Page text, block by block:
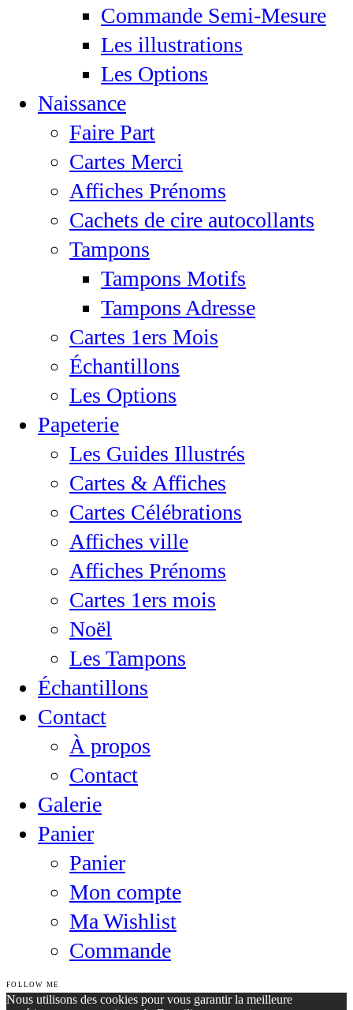
Commande Semi-Mesure
Les illustrations
Les Options
Naissance
Faire Part
Cartes Merci
Affiches Prénoms
Cachets de cire autocollants
Tampons
Tampons Motifs
Tampons Adresse
Cartes 1ers Mois
Échantillons
Les Options
Papeterie
Les Guides Illustrés
Cartes & Affiches
Cartes Célébrations
Affiches ville
Affiches Prénoms
Cartes 1ers mois
Noël
Les Tampons
Échantillons
Contact
À propos
Contact
Galerie
Panier
Panier
Mon compte
Ma Wishlist
Commande
FOLLOW ME
Nous utilisons des cookies pour vous garantir la meilleure